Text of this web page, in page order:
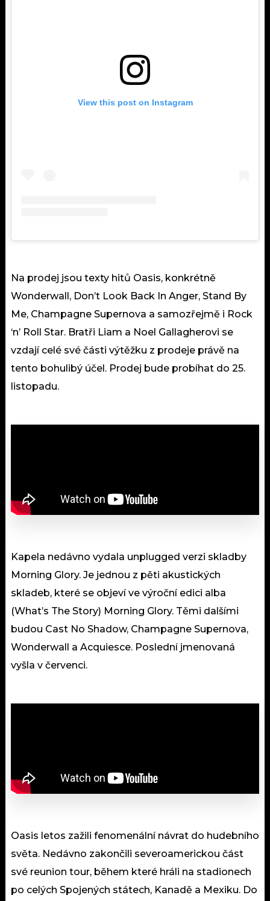
View this post on Instagram
Na prodej jsou texty hitů Oasis, konkrétně
Wonderwall, Don’t Look Back In Anger, Stand By
Me, Champagne Supernova a samozřejmě i Rock
‘n’ Roll Star. Bratři Liam a Noel Gallagherovi se
vzdají celé své části výtěžku z prodeje právě na
tento bohulibý účel. Prodej bude probíhat do 25.
listopadu. ⁠
Kapela nedávno vydala unplugged verzi skladby
Morning Glory. Je jednou z pěti akustických
skladeb, které se objeví ve výroční edici alba
(What’s The Story) Morning Glory. Těmi dalšími
budou Cast No Shadow, Champagne Supernova,
Wonderwall a Acquiesce. Poslední jmenovaná
vyšla v červenci.
Oasis letos zažili fenomenální návrat do hudebního
světa. Nedávno zakončili severoamerickou část
své reunion tour, během které hráli na stadionech
po celých Spojených státech, Kanadě a Mexiku. Do